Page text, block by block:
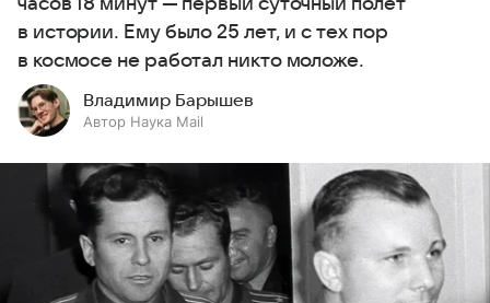
в истории. Ему было 25 лет, и с тех пор
в космосе не работал никто моложе.
Владимир Барышев
Автор Наука Mail